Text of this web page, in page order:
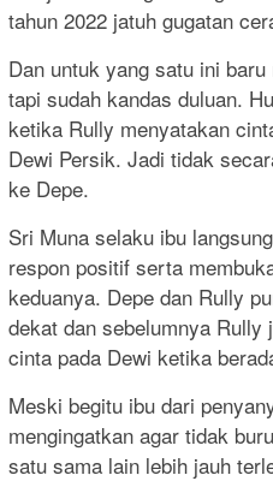
tahun 2022 jatuh gugatan
Dan untuk yang satu ini
tapi sudah kandas duluan.
ketika Rully menyatakan
Dewi Persik. Jadi tidak
ke Depe.
Sri Muna selaku ibu
respon positif serta
keduanya. Depe dan Rully
dekat dan sebelumnya Rully
cinta pada Dewi ketika
Meski begitu ibu dari
mengingatkan agar tidak
satu sama lain lebih jauh